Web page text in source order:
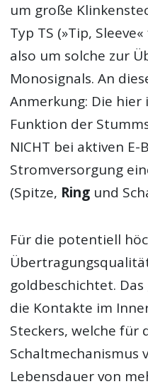
um große
Typ TS (»Tip,
also um solche zur
Monosignals. An
Anmerkung: Die hier
Funktion der
NICHT bei aktiven E-
Stromversorgung
(Spitze, Ring und
Für die potentiell
goldbeschichtet.
die Kontakte im
Steckers, welche für
Schaltmechanismus
Lebensdauer von